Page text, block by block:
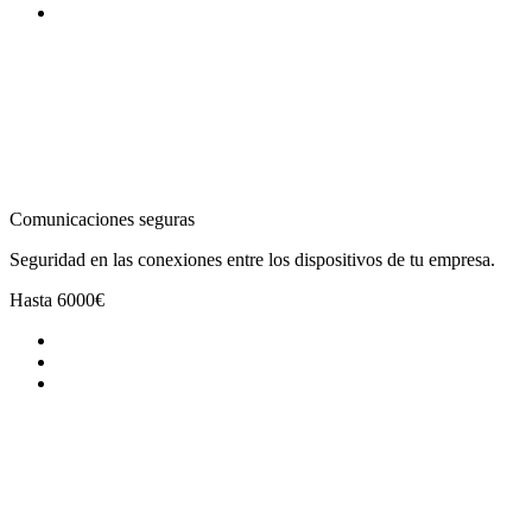
Comunicaciones seguras
Seguridad en las conexiones entre los dispositivos de tu empresa.
Hasta 6000€